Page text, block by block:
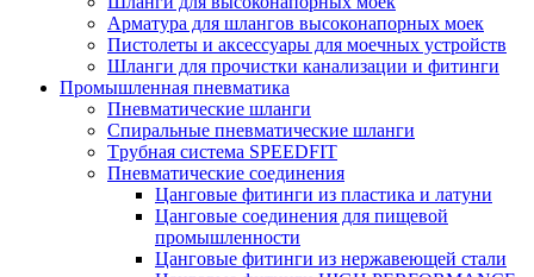
Арматура для шлангов высоконапорных моек
Пистолеты и аксессуары для моечных устройств
Шланги для прочистки канализации и фитинги
Промышленная пневматика
Пневматические шланги
Спиральные пневматические шланги
Tрубная система SPEEDFIT
Пневматические соединения
Цанговые фитинги из пластика и латуни
Цанговые соединения для пищевой
промышленности
Цанговые фитинги из нержавеющей стали